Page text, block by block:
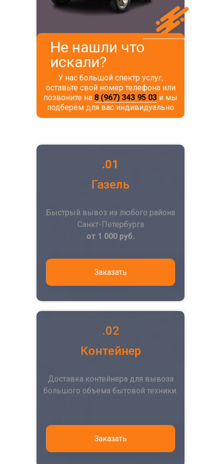
.01
Газель
Быстрый вывоз из любого района
Санкт-Петербурга
от 1 000 руб.
.02
Контейнер
Доставка контейнера для вывоза
большого объема бытовой техники.
Заказать
Заказать
Не нашли что
искали?
У нас большой спектр услуг,
оставьте свой номер телефона или
позвоните на 8 (967) 343 95 03 и мы
подберём для вас индивидуально